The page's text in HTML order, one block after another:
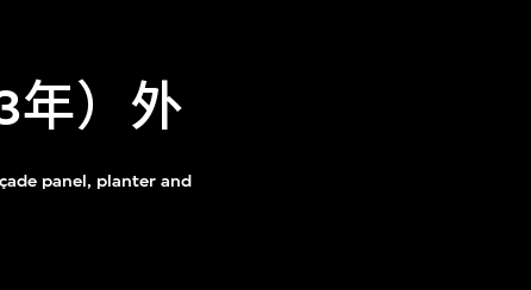
年）外
panel, planter and